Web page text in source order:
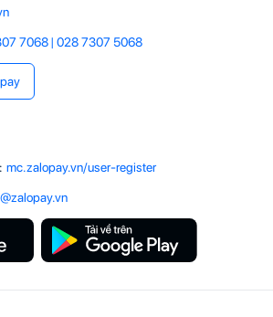
7068| 028 7307 5068
: mc.zalopay.vn/user-register